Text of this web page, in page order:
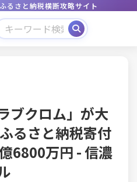
るさと納税横断攻略サイト
ブクロム」が大
るさと納税寄付
6800万円 - 信濃